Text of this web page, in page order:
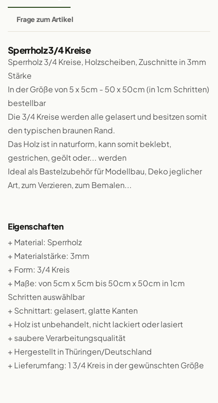
Frage zum Artikel
Sperrholz 3/4 Kreise
Sperrholz 3/4 Kreise, Holzscheiben, Zuschnitte in 3mm
Stärke
In der Größe von 5 x 5cm - 50 x 50cm (in 1cm Schritten)
bestellbar
Die 3/4 Kreise werden alle gelasert und besitzen somit
den typischen braunen Rand.
Das Holz ist in naturform, kann somit beklebt,
gestrichen, geölt oder... werden
Ideal als Bastelzubehör für Modellbau, Deko jeglicher
Art, zum Verzieren, zum Bemalen...
Eigenschaften
+ Material: Sperrholz
+ Materialstärke: 3mm
+ Form: 3/4 Kreis
+ Maße: von 5cm x 5cm bis 50cm x 50cm in 1cm
Schritten auswählbar
+ Schnittart: gelasert, glatte Kanten
+ Holz ist unbehandelt, nicht lackiert oder lasiert
+ saubere Verarbeitungsqualität
+ Hergestellt in Thüringen/Deutschland
+ Lieferumfang: 1 3/4 Kreis in der gewünschten Größe